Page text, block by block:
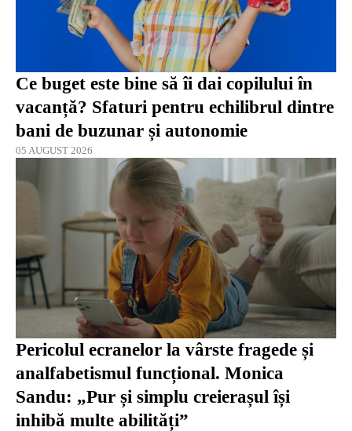
Ce buget este bine să îi dai copilului în
vacanță? Sfaturi pentru echilibrul dintre
bani de buzunar și autonomie
05 AUGUST 2026
Pericolul ecranelor la vârste fragede și
analfabetismul funcțional. Monica
Sandu: „Pur și simplu creierașul își
inhibă multe abilități”